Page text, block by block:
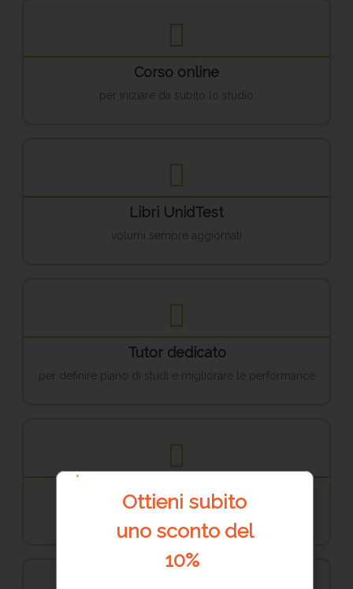
Corso online
per iniziare da subito lo studio
Libri UnidTest
volumi sempre aggiornati
Tutor dedicato
per definire piano di studi e migliorare le performance
Simulatore e Genius
Ottieni subito
uno sconto del
10%